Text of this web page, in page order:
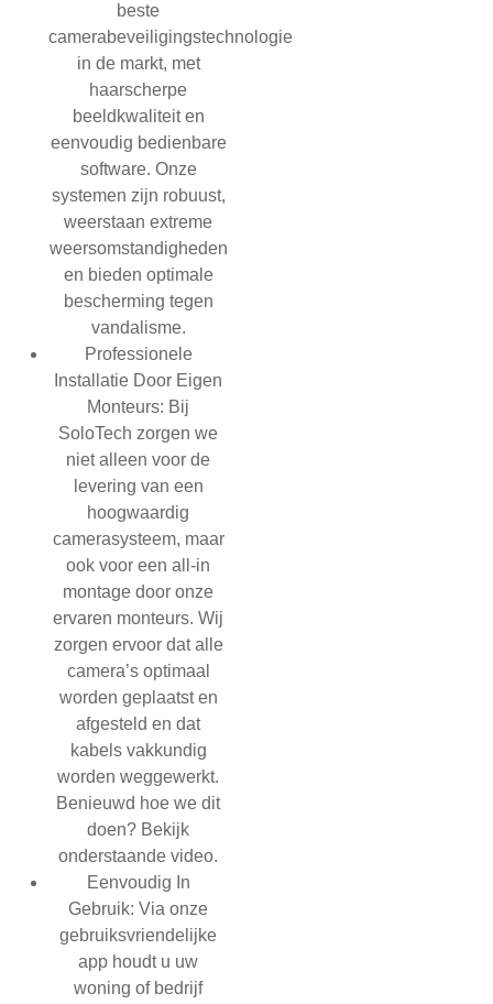
beste
camerabeveiligingstechnologie
in de markt, met
haarscherpe
beeldkwaliteit en
eenvoudig bedienbare
software. Onze
systemen zijn robuust,
weerstaan extreme
weersomstandigheden
en bieden optimale
bescherming tegen
vandalisme.
Professionele
Installatie Door Eigen
Monteurs: Bij
SoloTech zorgen we
niet alleen voor de
levering van een
hoogwaardig
camerasysteem, maar
ook voor een all-in
montage door onze
ervaren monteurs. Wij
zorgen ervoor dat alle
camera’s optimaal
worden geplaatst en
afgesteld en dat
kabels vakkundig
worden weggewerkt.
Benieuwd hoe we dit
doen? Bekijk
onderstaande video.
Eenvoudig In
Gebruik: Via onze
gebruiksvriendelijke
app houdt u uw
woning of bedrijf